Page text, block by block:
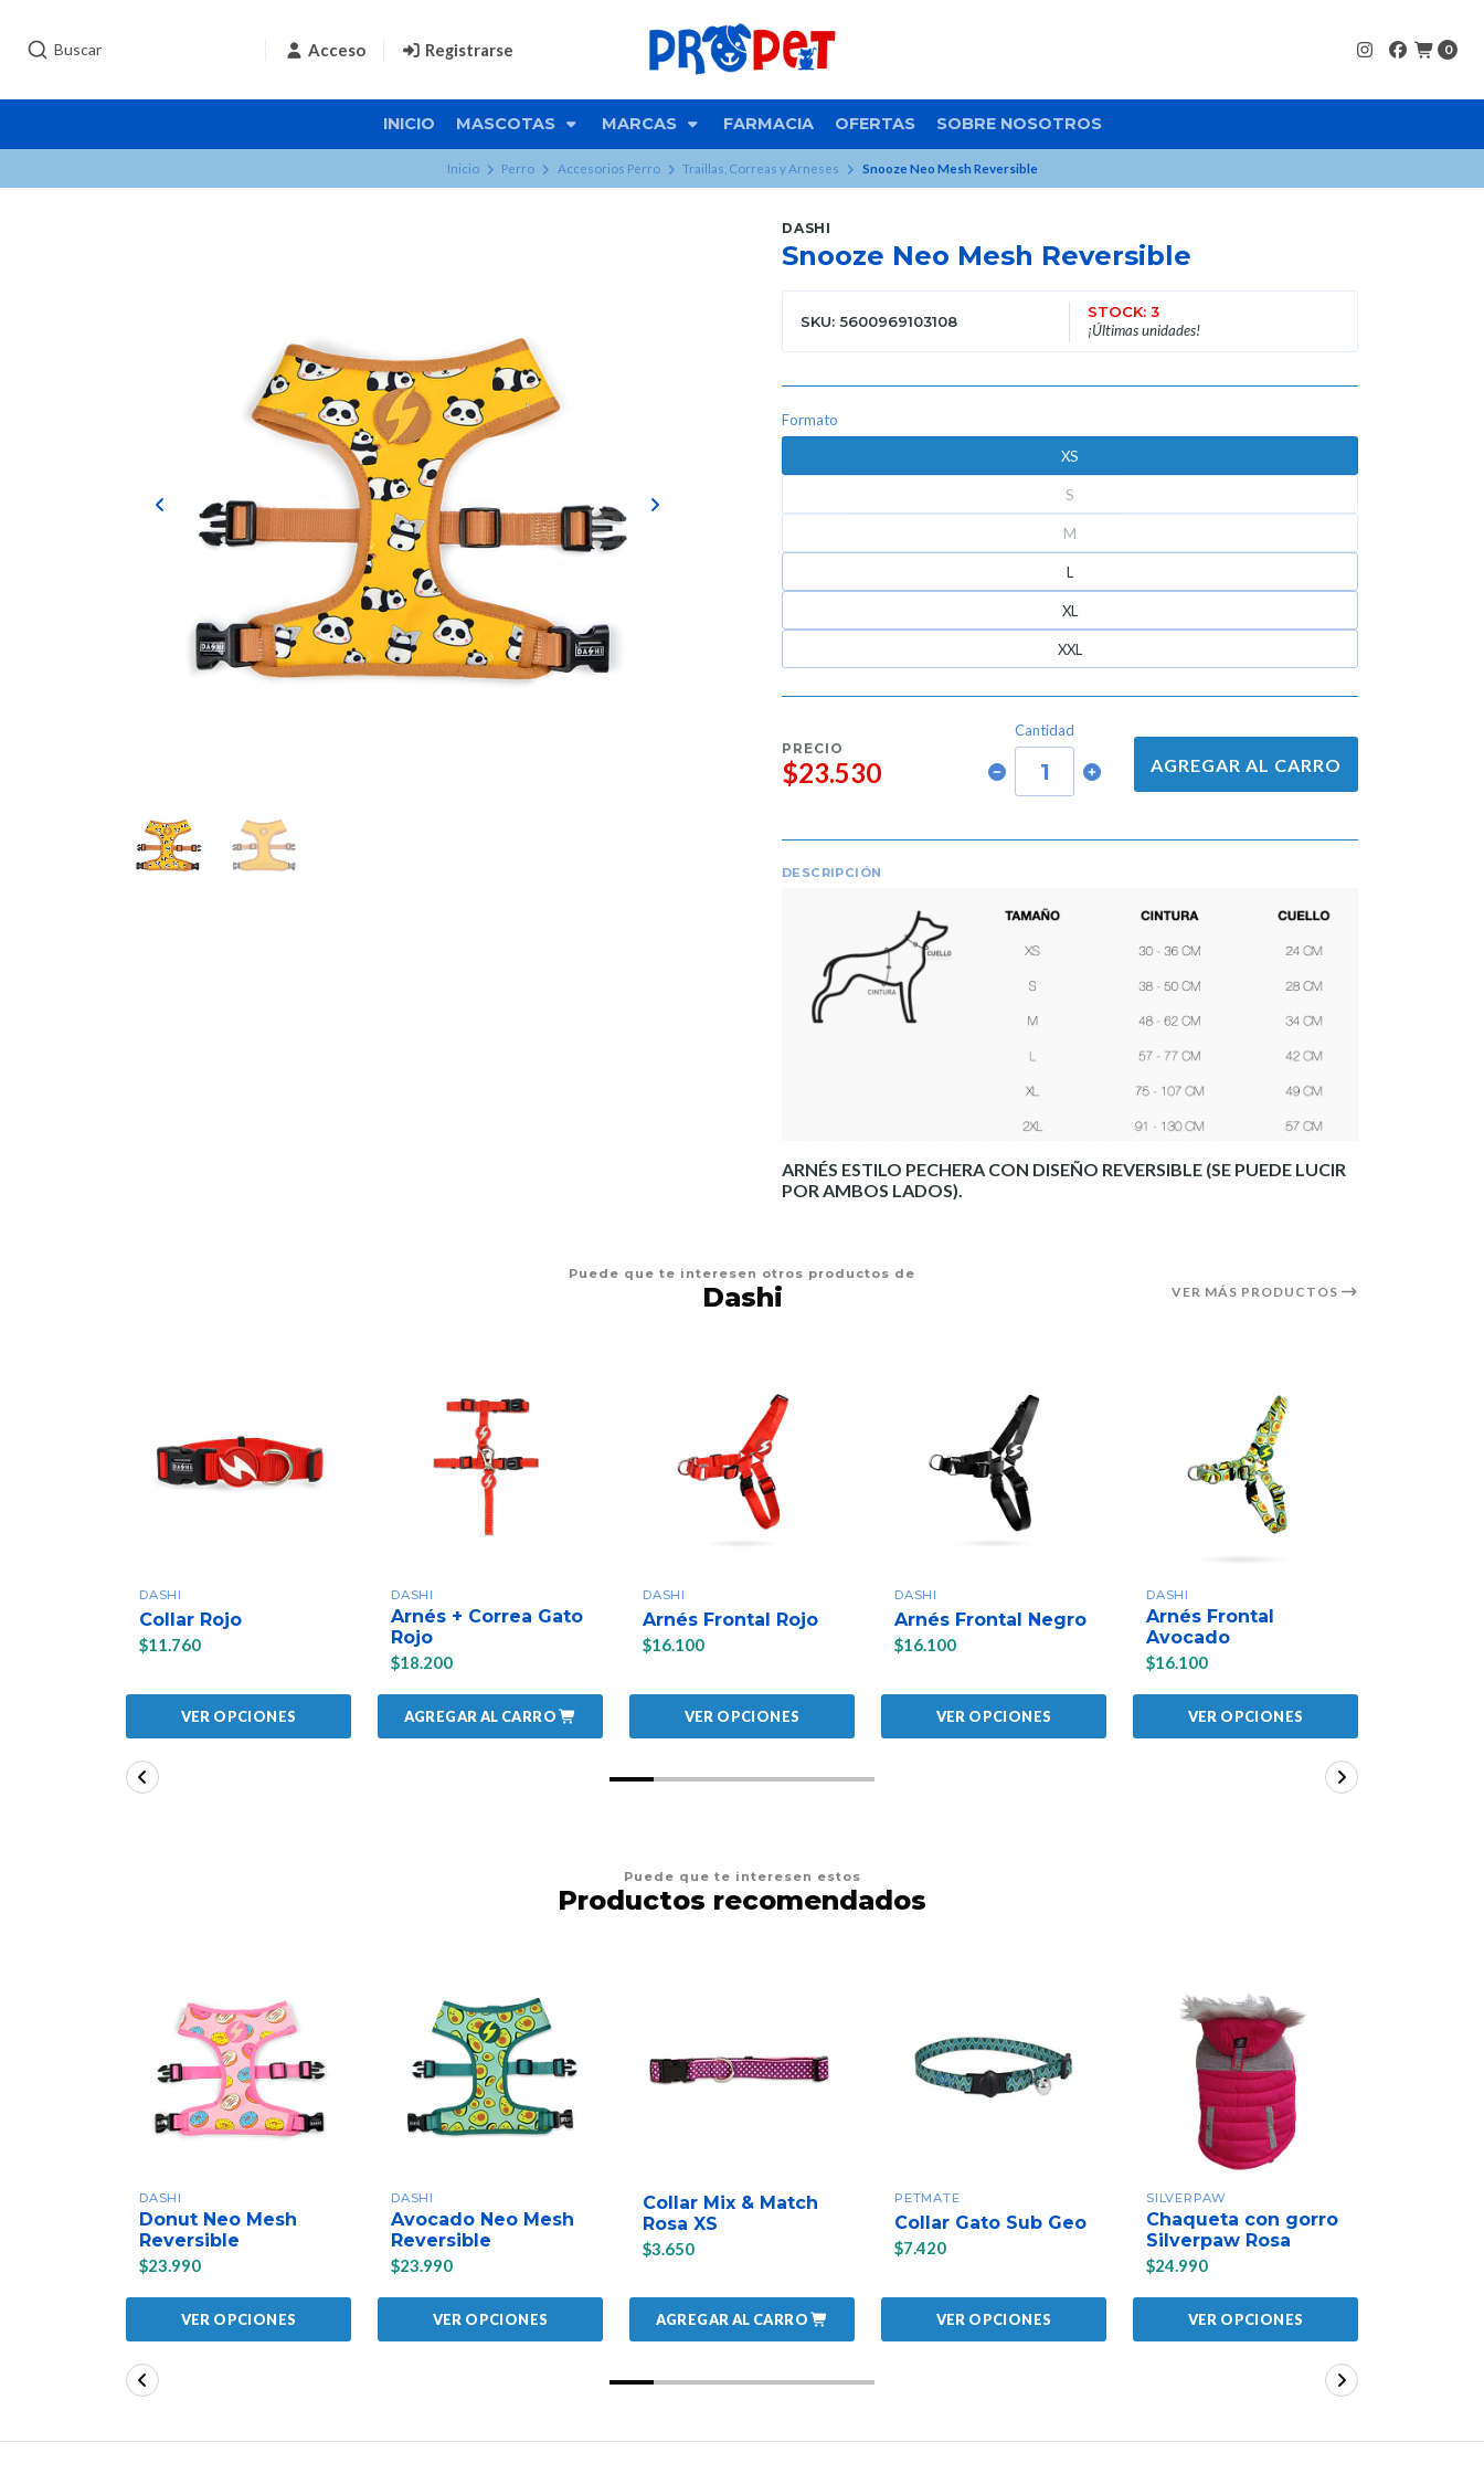
Acceso Registrarse 0
INICIO MASCOTAS MARCAS FARMACIA OFERTAS SOBRE NOSOTROS
Inicio Perro Accesorios Perro Traillas, Correas y Arneses Snooze Neo Mesh Reversible
DASHI
Snooze Neo Mesh Reversible
SKU: 5600969103108
STOCK: 3
¡Últimas unidades!
Formato
XS
S
M
L
XL
XXL
PRECIO
$23.530
Cantidad
AGREGAR AL CARRO
DESCRIPCIÓN
ARNÉS ESTILO PECHERA CON DISEÑO REVERSIBLE (SE PUEDE LUCIR
POR AMBOS LADOS).
Puede que te interesen otros productos de
Dashi VER MÁS PRODUCTOS
DASHI
Collar Rojo
$11.760
VER OPCIONES
DASHI
Arnés + Correa Gato
Rojo
$18.200
AGREGAR AL CARRO
DASHI
Arnés Frontal Rojo
$16.100
VER OPCIONES
DASHI
Arnés Frontal Negro
$16.100
VER OPCIONES
DASHI
Arnés Frontal
Avocado
$16.100
VER OPCIONES
Puede que te interesen estos
Productos recomendados
DASHI
Donut Neo Mesh
Reversible
$23.990
VER OPCIONES
DASHI
Avocado Neo Mesh
Reversible
$23.990
VER OPCIONES
Collar Mix & Match
Rosa XS
$3.650
AGREGAR AL CARRO
PETMATE
Collar Gato Sub Geo
$7.420
VER OPCIONES
SILVERPAW
Chaqueta con gorro
Silverpaw Rosa
$24.990
VER OPCIONES